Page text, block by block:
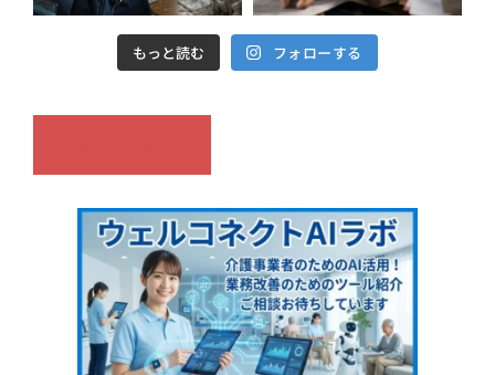
もっと読む フォローする